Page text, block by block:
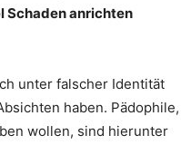
Schaden anrichten
unter falscher Identität
haben. Pädophile,
wollen, sind hierunter